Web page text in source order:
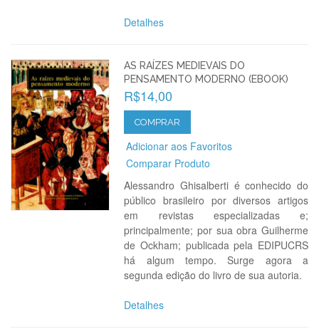
Detalhes
AS RAÍZES MEDIEVAIS DO
PENSAMENTO MODERNO (EBOOK)
R$14,00
COMPRAR
Adicionar aos Favoritos
Comparar Produto
Alessandro Ghisalberti é conhecido do
público brasileiro por diversos artigos
em revistas especializadas e;
principalmente; por sua obra Guilherme
de Ockham; publicada pela EDIPUCRS
há algum tempo. Surge agora a
segunda edição do livro de sua autoria.
Detalhes